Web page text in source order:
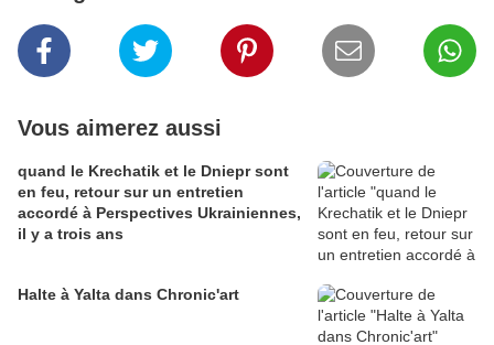
Vous aimerez aussi
quand le Krechatik et le Dniepr sont
en feu, retour sur un entretien
accordé à Perspectives Ukrainiennes,
il y a trois ans
Halte à Yalta dans Chronic'art